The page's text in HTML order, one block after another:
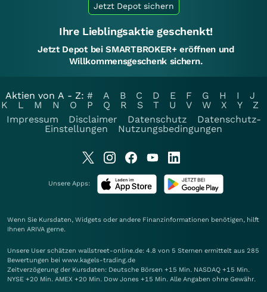
Jetzt Depot sichern
Ihre Lieblingsaktie geschenkt!
Jetzt Depot bei SMARTBROKER+ eröffnen und
Willkommensgeschenk sichern.
Aktien von A - Z: # A B C D E F G H I
J
K
L M N O P Q R S T U V W X Y
Z
Impressum
Disclaimer Datenschutz
Datenschutz-
Einstellungen
Nutzungsbedingungen
Unsere Apps:
Wenn Sie Kursdaten, Widgets oder andere Finanzinformationen benötigen, hilft
Ihnen ARIVA gerne.
Unsere User schätzen wallstreet-online.de: 4.8 von 5 Sternen ermittelt aus 285
Bewertungen bei www.kagels-trading.de
Zeitverzögerung der Kursdaten: Deutsche Börsen +15 Min. NASDAQ +15 Min.
NYSE +20 Min. AMEX +20 Min. Dow Jones +15 Min. Alle Angaben ohne Gewähr.